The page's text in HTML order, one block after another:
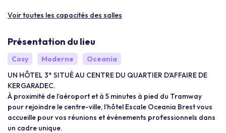
Voir toutes les capacités des salles
Présentation du lieu
Cosy Moderne
Oceania
UN HÔTEL 3* SITUÉ AU CENTRE DU QUARTIER D'AFFAIRE DE
KERGARADEC.
À proximité de l’aéroport et à 5 minutes à pied du Tramway
pour rejoindre le centre-ville, l’hôtel Escale Oceania Brest vous
accueille pour vos réunions et événements professionnels dans
un cadre unique.